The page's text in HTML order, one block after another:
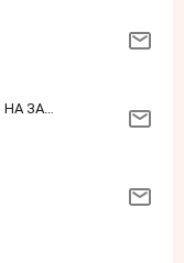
Анастасия ТУРЦИЯ в НАЛИЧИИ и НА ЗАКАЗ для всей семьи.